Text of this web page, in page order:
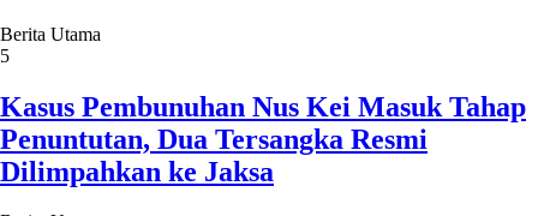
Berita Utama
5
Kasus Pembunuhan Nus Kei Masuk Tahap
Penuntutan, Dua Tersangka Resmi
Dilimpahkan ke Jaksa